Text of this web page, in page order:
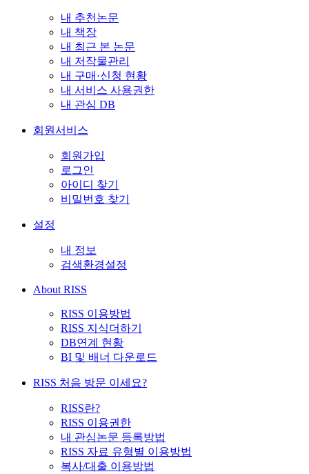
내 추천논문
내 책장
내 최근 본 논문
내 저작물관리
내 구매·신청 현황
내 서비스 사용권한
내 관심 DB
회원서비스
회원가입
로그인
아이디 찾기
비밀번호 찾기
설정
내 정보
검색환경설정
About RISS
RISS 이용방법
RISS 지식더하기
DB연계 현황
BI 및 배너 다운로드
RISS 처음 방문 이세요?
RISS란?
RISS 이용권한
내 관심논문 등록방법
RISS 자료 유형별 이용방법
복사/대출 이용방법